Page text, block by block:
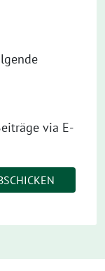
via E-